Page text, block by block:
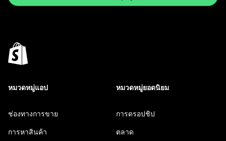
หมวดหมู่แอป
ช่องทางการขาย
การหาสินค้า
หมวดหมู่ยอดนิยม
การดรอปชิป
ตลาด